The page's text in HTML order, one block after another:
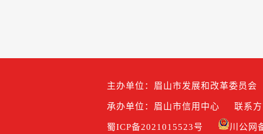
主办单位：眉山市发展和改革委员会
承办单位：眉山市信用中心 联系
蜀ICP备2021015523号 川公网